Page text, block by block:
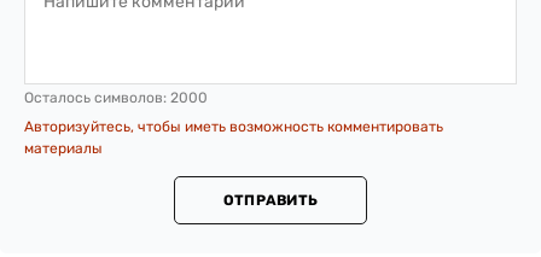
Осталось символов: 2000
Авторизуйтесь, чтобы иметь возможность комментировать
материалы
ОТПРАВИТЬ